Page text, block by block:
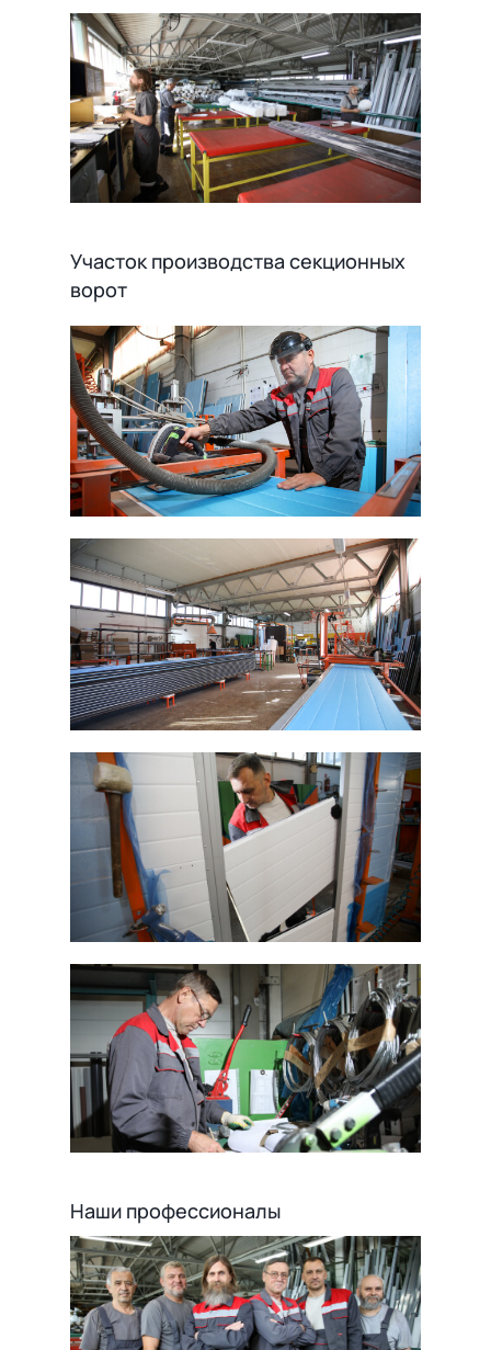
Участок производства секционных
ворот
Наши профессионалы